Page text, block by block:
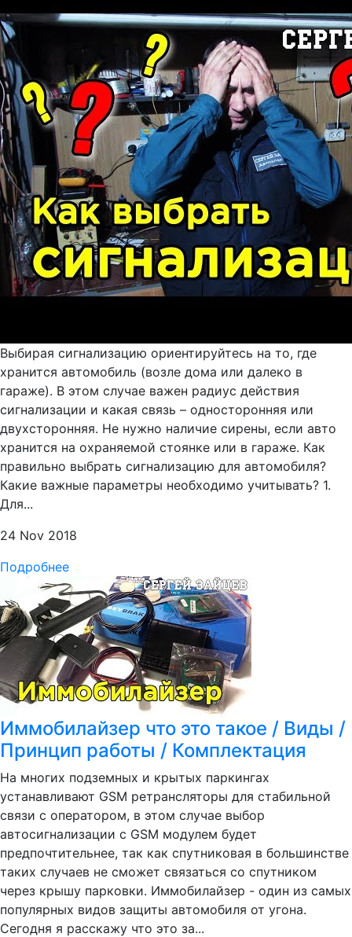
Выбирая сигнализацию ориентируйтесь на то, где
хранится автомобиль (возле дома или далеко в
гараже). В этом случае важен радиус действия
сигнализации и какая связь – односторонняя или
двухсторонняя. Не нужно наличие сирены, если авто
хранится на охраняемой стоянке или в гараже. Как
правильно выбрать сигнализацию для автомобиля?
Какие важные параметры необходимо учитывать? 1.
Для...
24 Nov 2018
Подробнее
Иммобилайзер что это такое / Виды /
Принцип работы / Комплектация
На многих подземных и крытых паркингах
устанавливают GSM ретрансляторы для стабильной
связи с оператором, в этом случае выбор
автосигнализации с GSM модулем будет
предпочтительнее, так как спутниковая в большинстве
таких случаев не сможет связаться со спутником
через крышу парковки. Иммобилайзер - один из самых
популярных видов защиты автомобиля от угона.
Сегодня я расскажу что это за...